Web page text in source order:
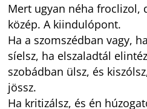
Mert ugyan néha froclizol,
közép. A kiindulópont.
Ha a szomszédban vagy,
síelsz, ha elszaladtál
szobádban ülsz, és
jössz.
Ha kritizálsz, és én